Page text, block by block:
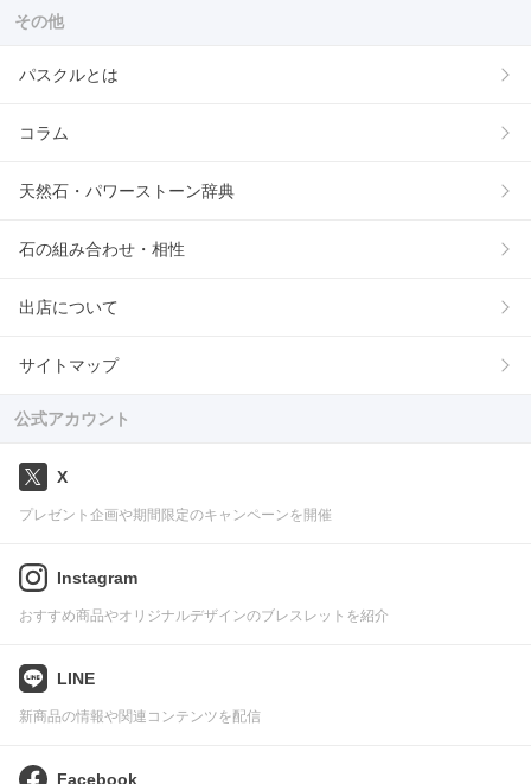
その他
パスクルとは
コラム
天然石・パワーストーン辞典
石の組み合わせ・相性
出店について
サイトマップ
公式アカウント
X
プレゼント企画や期間限定のキャンペーンを開催
Instagram
おすすめ商品やオリジナルデザインのブレスレットを紹介
LINE
新商品の情報や関連コンテンツを配信
Facebook